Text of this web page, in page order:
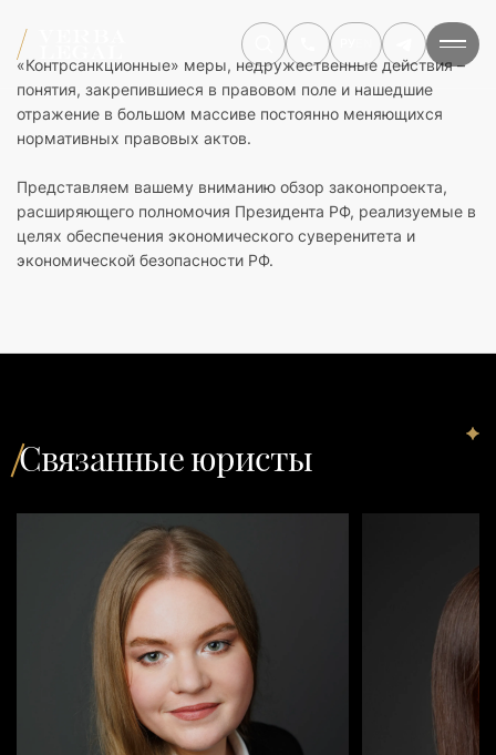
«Контрсанкционные» меры, недружественные действия –
понятия, закрепившиеся в правовом поле и нашедшие
отражение в большом массиве постоянно меняющихся
нормативных правовых актов.
Представляем вашему вниманию обзор законопроекта,
расширяющего полномочия Президента РФ, реализуемые в
целях обеспечения экономического суверенитета и
экономической безопасности РФ.
Связанные юристы